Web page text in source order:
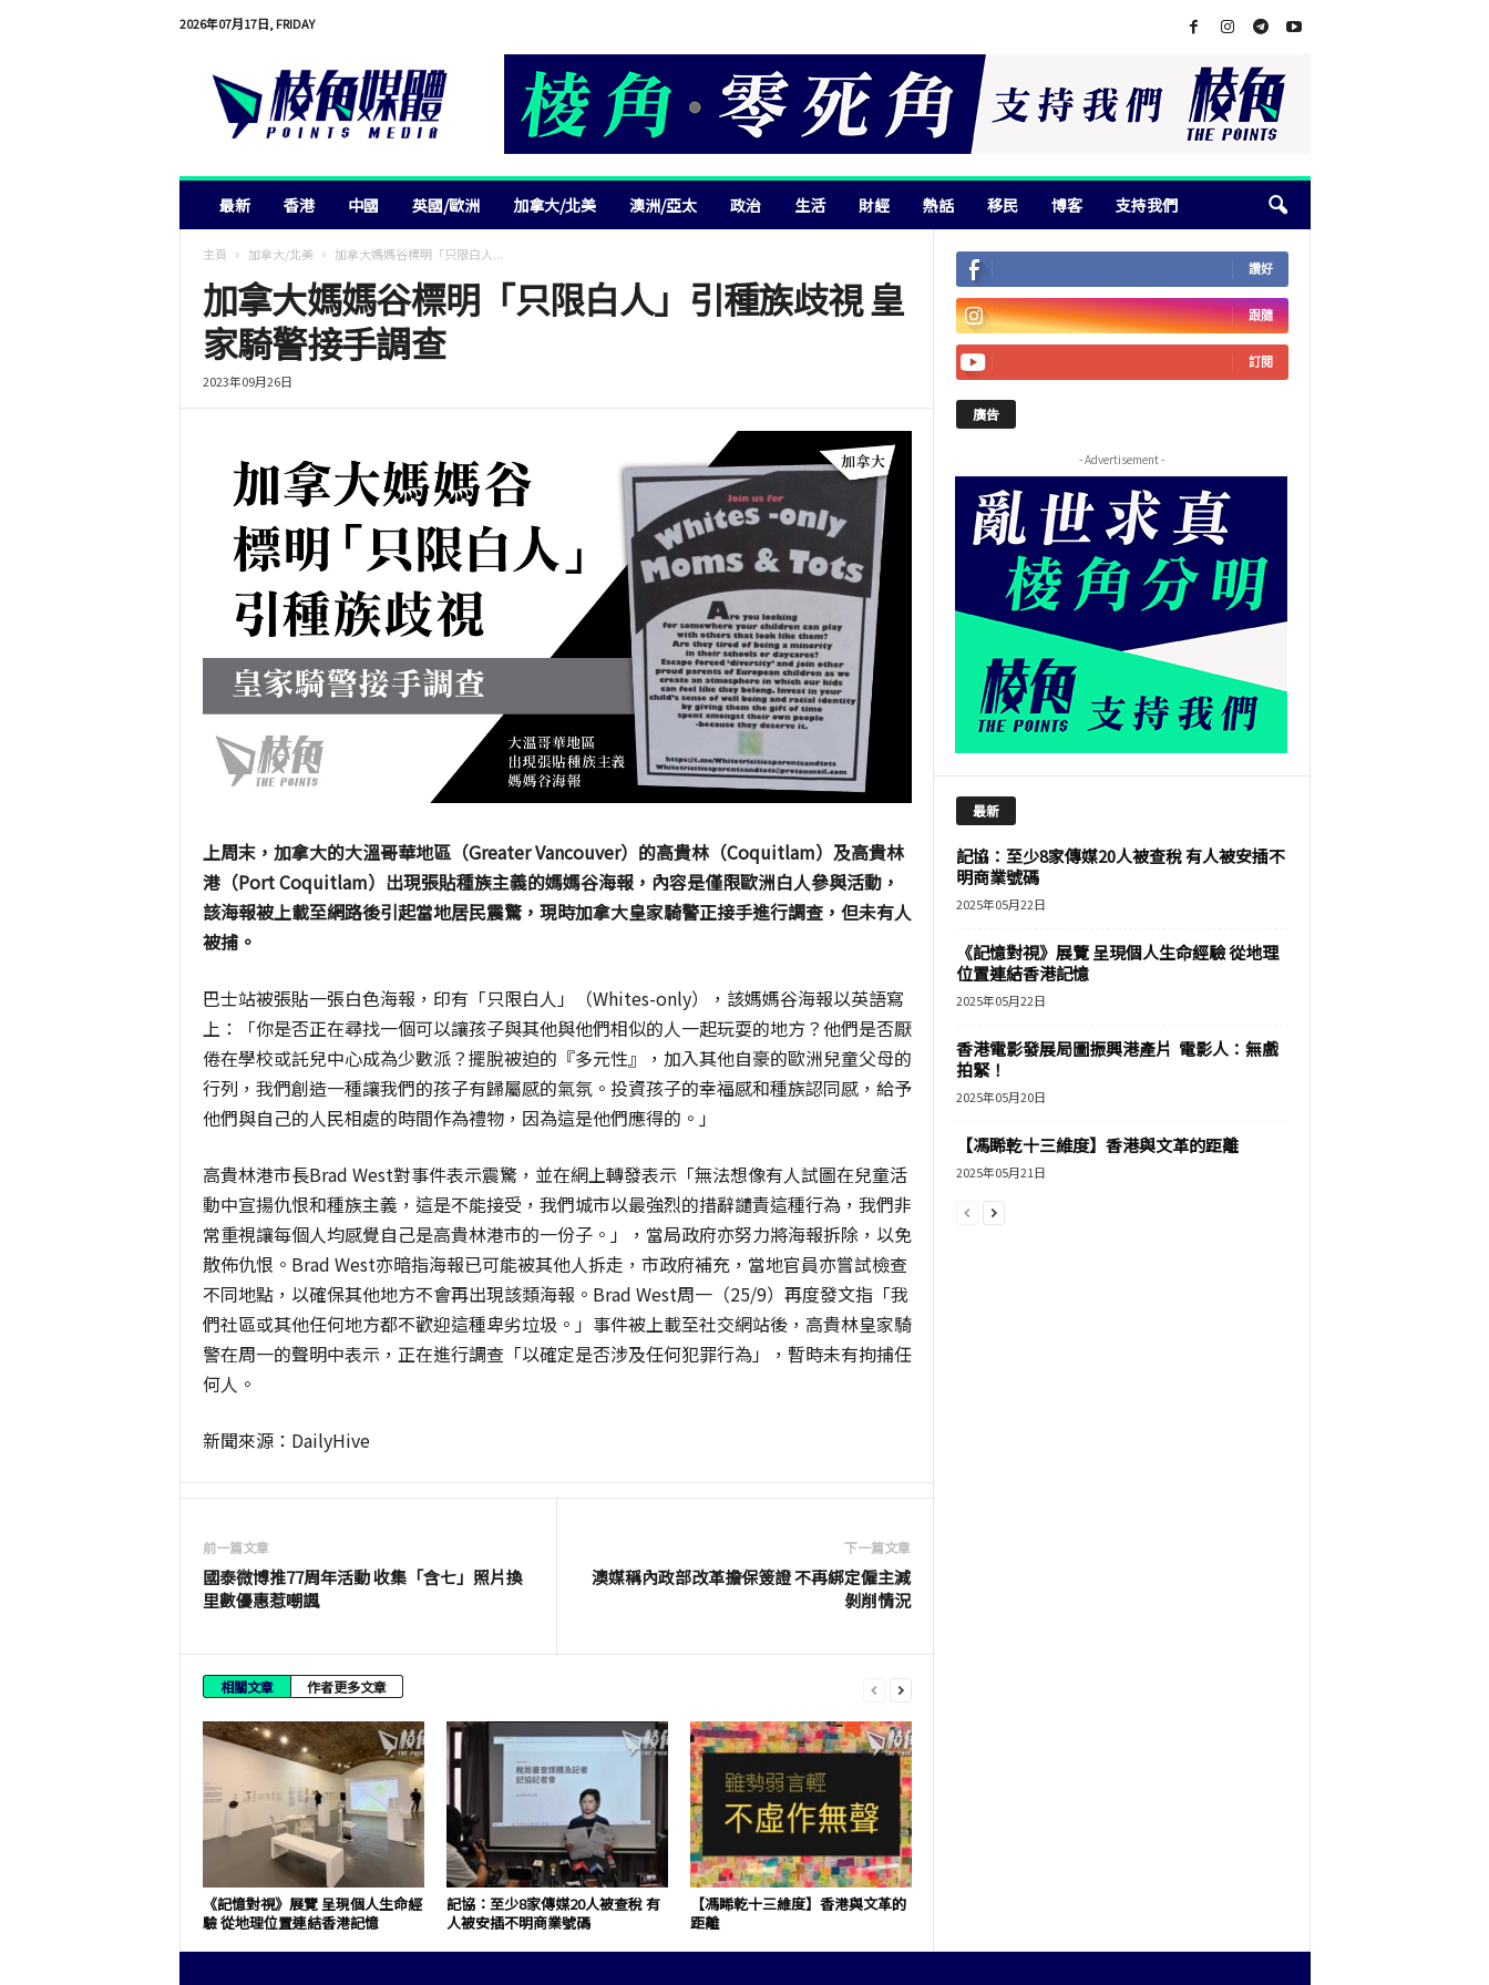
2026年07月17日, FRIDAY
最新 香港 中國 英國/歐洲 加拿大/北美 澳洲/亞太 政治 生活 財經 熱話 移民 博客 支持我們
主頁 加拿大/北美 加拿大媽媽谷標明「只限白人...
加拿大媽媽谷標明「只限白人」引種族歧視 皇
家騎警接手調查
2023年09月26日
上周末，加拿大的大溫哥華地區（Greater Vancouver）的高貴林（Coquitlam）及高貴林
港（Port Coquitlam）出現張貼種族主義的媽媽谷海報，內容是僅限歐洲白人參與活動，
該海報被上載至網路後引起當地居民震驚，現時加拿大皇家騎警正接手進行調查，但未有人
被捕。
巴士站被張貼一張白色海報，印有「只限白人」（Whites-only），該媽媽谷海報以英語寫
上：「你是否正在尋找一個可以讓孩子與其他與他們相似的人一起玩耍的地方？他們是否厭
倦在學校或託兒中心成為少數派？擺脫被迫的『多元性』，加入其他自豪的歐洲兒童父母的
行列，我們創造一種讓我們的孩子有歸屬感的氣氛。投資孩子的幸福感和種族認同感，給予
他們與自己的人民相處的時間作為禮物，因為這是他們應得的。」
高貴林港市長Brad West對事件表示震驚，並在網上轉發表示「無法想像有人試圖在兒童活
動中宣揚仇恨和種族主義，這是不能接受，我們城市以最強烈的措辭譴責這種行為，我們非
常重視讓每個人均感覺自己是高貴林港市的一份子。」，當局政府亦努力將海報拆除，以免
散佈仇恨。 Brad West亦暗指海報已可能被其他人拆走，市政府補充，當地官員亦嘗試檢查
不同地點，以確保其他地方不會再出現該類海報。 Brad West周一（25/9）再度發文指「我
們社區或其他任何地方都不歡迎這種卑劣垃圾。」事件被上載至社交網站後，高貴林皇家騎
警在周一的聲明中表示，正在進行調查「以確定是否涉及任何犯罪行為」，暫時未有拘捕任
何人。
新聞來源： DailyHive
前一篇文章
國泰微博推77周年活動 收集「含七」照片換
里數優惠惹嘲諷
下一篇文章
澳媒稱內政部改革擔保簽證 不再綁定僱主減
剝削情況
相關文章 作者更多文章
《記憶對視》展覽 呈現個人生命經
驗 從地理位置連結香港記憶
記協：至少8家傳媒20人被查稅 有
人被安插不明商業號碼
【馮睎乾十三維度】香港與文革的
距離
讚好
跟隨
訂閱
廣告
- Advertisement -
最新
記協：至少8家傳媒20人被查稅 有人被安插不
明商業號碼
2025年05月22日
《記憶對視》展覽 呈現個人生命經驗 從地理
位置連結香港記憶
2025年05月22日
香港電影發展局圖振興港產片 電影人：無戲
拍緊！
2025年05月20日
【馮睎乾十三維度】香港與文革的距離
2025年05月21日